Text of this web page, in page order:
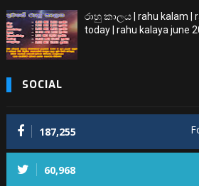
රාහු කාලය | rahu kalam |
today | rahu kalaya june
SOCIAL
187,255
60,968